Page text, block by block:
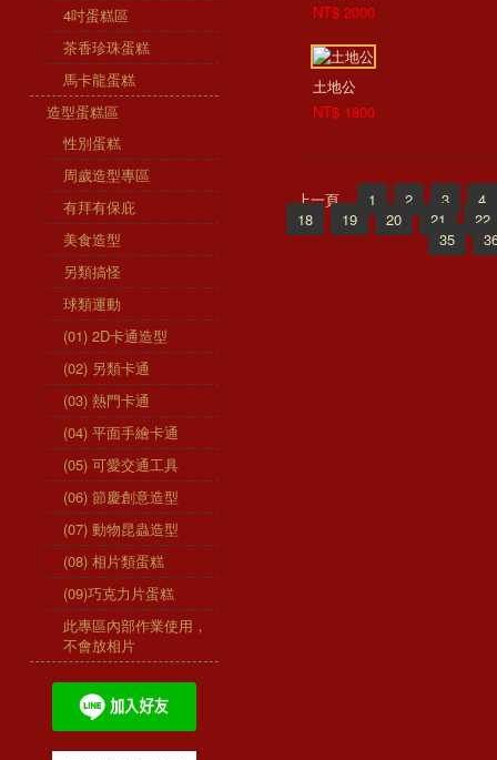
4吋蛋糕區
茶香珍珠蛋糕
馬卡龍蛋糕
造型蛋糕區
性別蛋糕
周歲造型專區
有拜有保庇
美食造型
另類搞怪
球類運動
(01) 2D卡通造型
(02) 另類卡通
(03) 熱門卡通
(04) 平面手繪卡通
(05) 可愛交通工具
(06) 節慶創意造型
(07) 動物昆蟲造型
(08) 相片類蛋糕
(09)巧克力片蛋糕
此專區內部作業使用，
不會放相片
NT$ 2000
土地公
NT$ 1800
上一頁 1 2 3
4
18
19 20 21
22
35